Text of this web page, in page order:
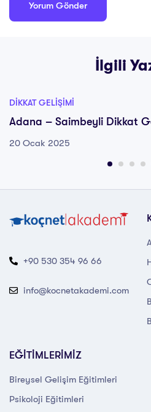
İlgili
DIKKAT GELIŞIMI
Adana – Saimbeyli Dikkat
20 Ocak 2025
+90 530 354 96 66
info@kocnetakademi.com
EĞİTİMLERİMİZ
Bireysel Gelişim Eğitimleri
Psikoloji Eğitimleri